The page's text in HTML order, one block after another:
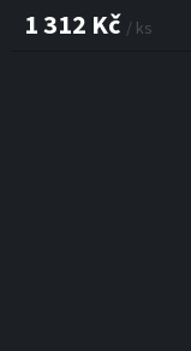
1 312 Kč / ks